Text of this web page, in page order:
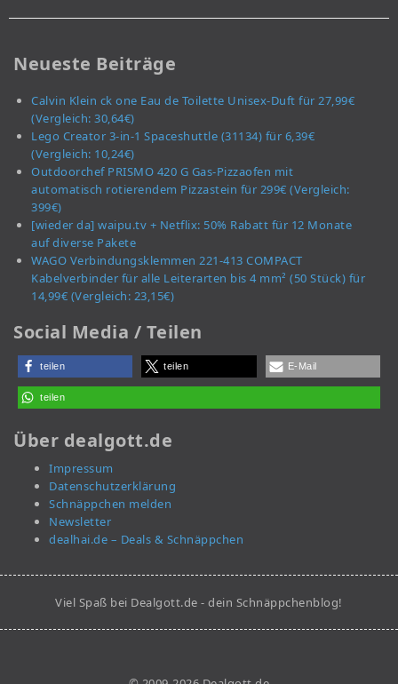
Neueste Beiträge
Calvin Klein ck one Eau de Toilette Unisex-Duft für 27,99€
(Vergleich: 30,64€)
Lego Creator 3-in-1 Spaceshuttle (31134) für 6,39€
(Vergleich: 10,24€)
Outdoorchef PRISMO 420 G Gas-Pizzaofen mit
automatisch rotierendem Pizzastein für 299€ (Vergleich:
399€)
[wieder da] waipu.tv + Netflix: 50% Rabatt für 12 Monate
auf diverse Pakete
WAGO Verbindungsklemmen 221-413 COMPACT
Kabelverbinder für alle Leiterarten bis 4 mm² (50 Stück) für
14,99€ (Vergleich: 23,15€)
Social Media / Teilen
teilen teilen E-Mail
teilen
Über dealgott.de
Impressum
Datenschutzerklärung
Schnäppchen melden
Newsletter
dealhai.de – Deals & Schnäppchen
Viel Spaß bei Dealgott.de - dein Schnäppchenblog!